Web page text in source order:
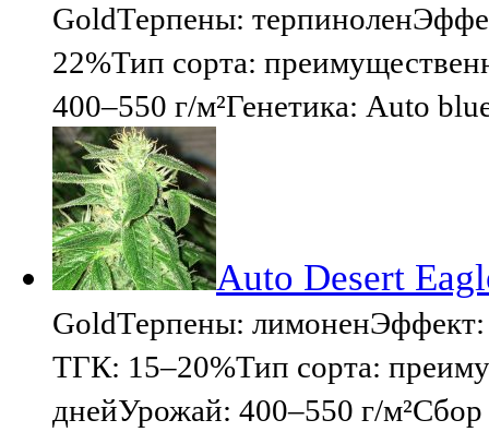
GoldТерпены:
22%Тип сорта:
400–550 г/м²Генетика: Auto
Auto Desert
GoldТерпены:
ТГК: 15–20%Тип сорта:
днейУрожай: 400–550 г/